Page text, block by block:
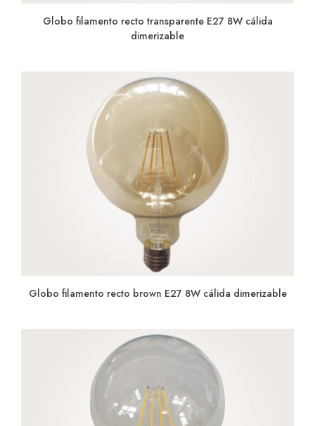
Globo filamento recto transparente E27 8W cálida
dimerizable
Globo filamento recto brown E27 8W cálida dimerizable